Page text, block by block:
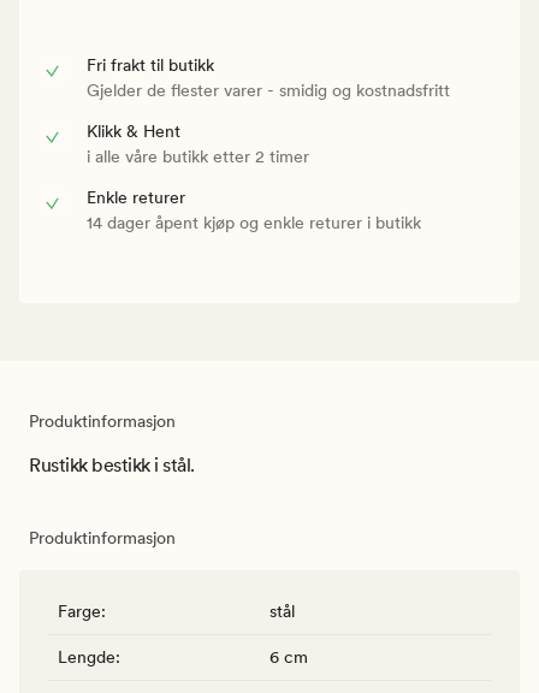
Fri frakt til butikk
Gjelder de flester varer - smidig og kostnadsfritt
Klikk & Hent
i alle våre butikk etter 2 timer
Enkle returer
14 dager åpent kjøp og enkle returer i butikk
Produktinformasjon
Rustikk bestikk i stål.
Produktinformasjon
Farge: stål
Lengde: 6 cm